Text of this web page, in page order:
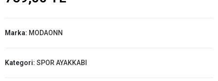
Marka: MODAONN
Kategori: SPOR AYAKKABI